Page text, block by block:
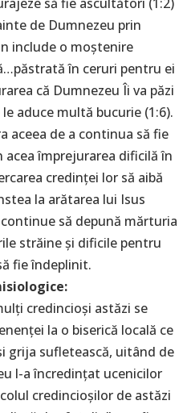
de Dumnezeu prin
include o moștenire
în ceruri pentru ei
că Dumnezeu Îi va păzi
aduce multă bucurie (1:6).
aceea de a continua să fie
împrejurarea dificilă în
credinței lor să aibă
la arătarea lui Isus
să depună mărturia
străine și dificile pentru
fie îndeplinit.
credincioși astăzi se
la o biserică locală ce
grija sufletească, uitând de
l-a încredințat ucenicilor
credincioșilor de astăzi